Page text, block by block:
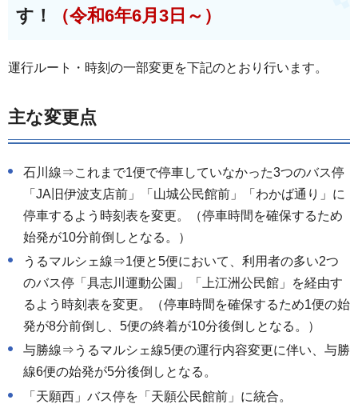
す！
（令和6年6月3日～）
運行ルート・時刻の一部変更を下記のとおり行います。
主な変更点
石川線⇒これまで1便で停車していなかった3つのバス停
「JA旧伊波支店前」「山城公民館前」「わかば通り」に
停車するよう時刻表を変更。（停車時間を確保するため
始発が10分前倒しとなる。）
うるマルシェ線⇒1便と5便において、利用者の多い2つ
のバス停「具志川運動公園」「上江洲公民館」を経由す
るよう時刻表を変更。（停車時間を確保するため1便の始
発が8分前倒し、5便の終着が10分後倒しとなる。）
与勝線⇒うるマルシェ線5便の運行内容変更に伴い、与勝
線6便の始発が5分後倒しとなる。
「天願西」バス停を「天願公民館前」に統合。